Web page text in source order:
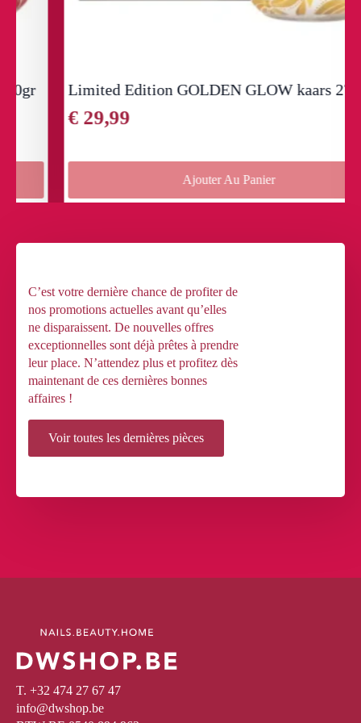
Limited Edition GOLDEN GLOW kaars 270g
29,99
Ajouter Au Panier
C’est votre dernière chance de profiter de
nos promotions actuelles avant qu’elles
ne disparaissent. De nouvelles offres
exceptionnelles sont déjà prêtes à prendre
leur place. N’attendez plus et profitez dès
maintenant de ces dernières bonnes
affaires !
Voir toutes les dernières pièces
T. +32 474 27 67 47
info@dwshop.be